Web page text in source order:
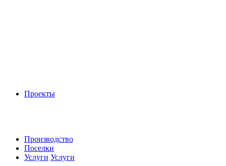
Проекты
Производство
Поселки
Услуги Услуги